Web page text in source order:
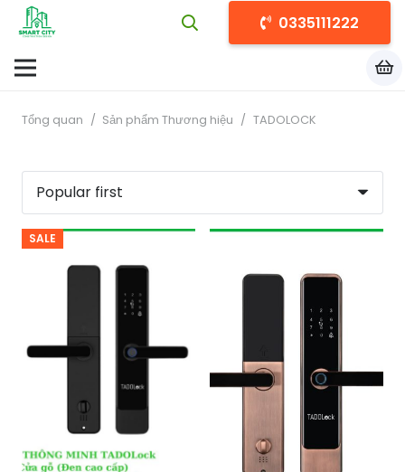
0335111222
Tổng quan / Sản phẩm Thương hiệu / TADOLOCK
SALE